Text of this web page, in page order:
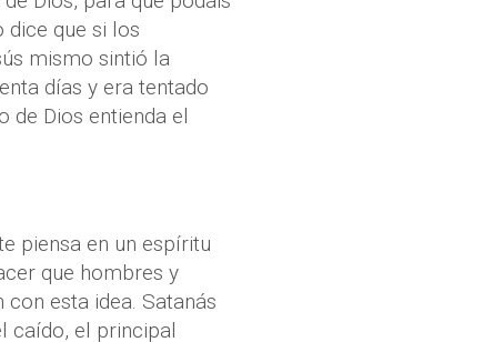
dice que si los
mismo sintió la
días y era tentado
de Dios entienda el
piensa en un espíritu
que hombres y
esta idea. Satanás
caído, el principal